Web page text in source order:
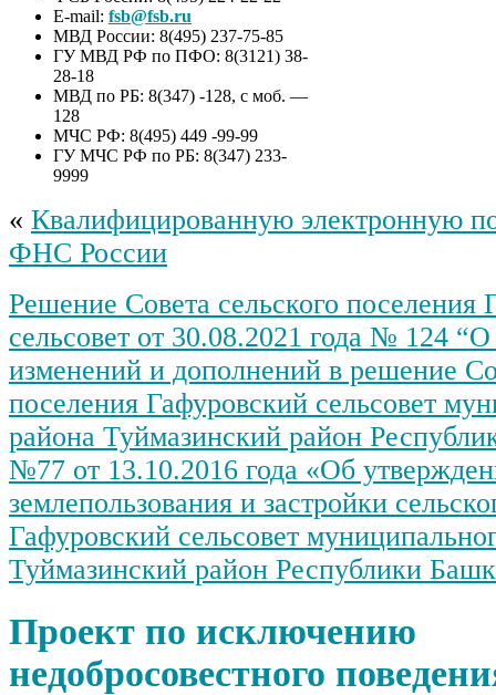
E-mail: fsb@fsb.ru
МВД России: 8(495) 237-75-85
ГУ МВД РФ по ПФО: 8(3121) 38-
28-18
МВД по РБ: 8(347) -128, с моб. —
128
МЧС РФ: 8(495) 449 -99-99
ГУ МЧС РФ по РБ: 8(347) 233-
9999
« Квалифицированную электронную
ФНС России
Решение Совета сельского поселения
сельсовет от 30.08.2021 года № 124
изменений и дополнений в решение
поселения Гафуровский сельсовет
района Туймазинский район
№77 от 13.10.2016 года «Об
землепользования и застройки
Гафуровский сельсовет
Туймазинский район Республики
Проект по исключению
недобросовестного